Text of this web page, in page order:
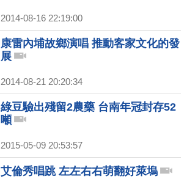
2014-08-16 22:19:00
康雷內埔故鄉演唱 推動客家文化的發
展
2014-08-21 20:20:34
綠豆驗出殘留2農藥 台南年冠封存52
噸
2015-05-09 20:53:57
艾倫秀唱跳 左左右右萌翻好萊塢